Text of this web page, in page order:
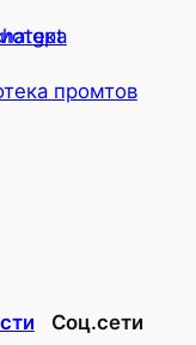
промтов
Соц.сети